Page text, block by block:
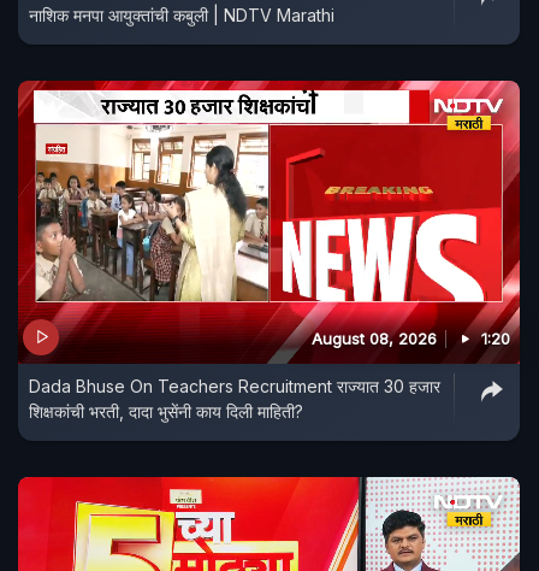
नाशिक मनपा आयुक्तांची कबुली | NDTV Marathi
August 08, 2026 1:20
Dada Bhuse On Teachers Recruitment राज्यात 30 हजार
शिक्षकांची भरती, दादा भुसेंनी काय दिली माहिती?